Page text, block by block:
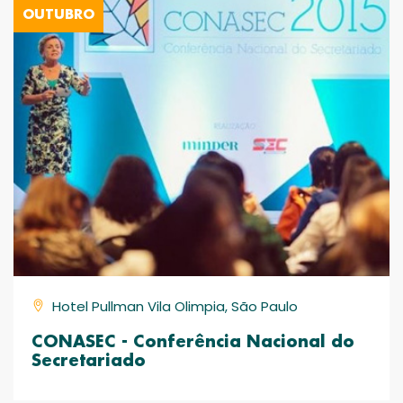
OUTUBRO
Hotel Pullman Vila Olimpia, São Paulo
CONASEC - Conferência Nacional do
Secretariado